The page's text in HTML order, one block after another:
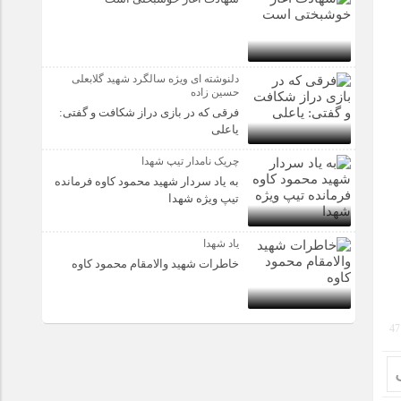
47
دلنوشته ای ویژه سالگرد شهید گلابعلی
حسین زاده
فرقی که در بازی دراز شکافت و گفتی:
یاعلی
چریک نامدار تیپ شهدا
به یاد سردار شهید محمود کاوه فرمانده
تیپ ویژه شهدا
یاد شهدا
خاطرات شهید والامقام محمود کاوه‌